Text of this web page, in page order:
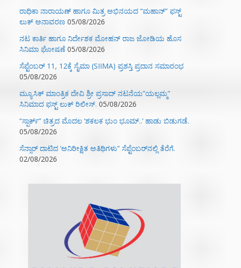
ರಾಧಿಕಾ ನಾರಾಯಣ್ ಹಾಗೂ ಮಿತ್ರ ಅಭಿನಯದ “ಮಹಾನ್” ಫಸ್ಟ್
ಲುಕ್ ಅನಾವರಣ 05/08/2026
ನಟ ಕಾರ್ತಿ ಹಾಗೂ ನಿರ್ದೇಶಕ ಮೋಹನ್ ರಾಜ ಜೋಡಿಯ ಹೊಸ
ಸಿನಿಮಾ ಘೋಷಣೆ 05/08/2026
ಸೆಪ್ಟೆಂಬರ್ 11, 12ಕ್ಕೆ ಸೈಮಾ (SIIMA) ಪ್ರಶಸ್ತಿ ಪ್ರದಾನ ಸಮಾರಂಭ
05/08/2026
ಮ್ಯೂಸಿಕ್‌ ಮಾಂತ್ರಿಕ ದೇವಿ ಶ್ರೀ ಪ್ರಸಾದ್ ನಟನೆಯ”ಯಲ್ಲಮ್ಮ”
ಸಿನಿಮಾದ ಫಸ್ಟ್‌ ಲುಕ್‌ ರಿಲೀಸ್. 05/08/2026
“ಸ್ಪಾರ್ಕ್” ಚಿತ್ರದ ಮೊದಲ‌ ‘ಶಕಲಕ ಭುಂ‌ ಭೂಮ್..’ ಹಾಡು ಬಿಡುಗಡೆ.
05/08/2026
ಸೆನ್ಸಾರ್ ದಾಟಿದ ‘ಅನಿರೀಕ್ಷಿತ ಅತಿಥಿಗಳು” ಸೆಪ್ಟೆಂಬರ್‌ನಲ್ಲಿ ತೆರೆಗೆ.
02/08/2026